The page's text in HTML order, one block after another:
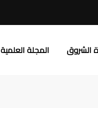
الشروق المجلة العلمية